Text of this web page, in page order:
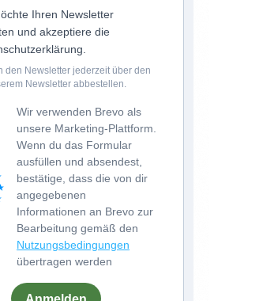
Ihren Newsletter
und akzeptiere die
den Newsletter jederzeit über den
Newsletter abbestellen.
Wir verwenden Brevo als
unsere Marketing-Plattform.
Wenn du das Formular
ausfüllen und absendest,
bestätige, dass die von dir
angegebenen
Informationen an Brevo zur
Bearbeitung gemäß den
Nutzungsbedingungen
übertragen werden